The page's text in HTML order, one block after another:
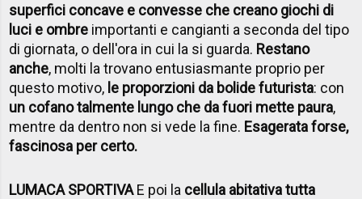
superfici concave e convesse che creano giochi di
luci e ombre importanti e cangianti a seconda del tipo
di giornata, o dell'ora in cui la si guarda. Restano
anche, molti la trovano entusiasmante proprio per
questo motivo, le proporzioni da bolide futurista: con
un cofano talmente lungo che da fuori mette paura,
mentre da dentro non si vede la fine. Esagerata forse,
fascinosa per certo.
LUMACA SPORTIVAE poi la cellula abitativa tutta